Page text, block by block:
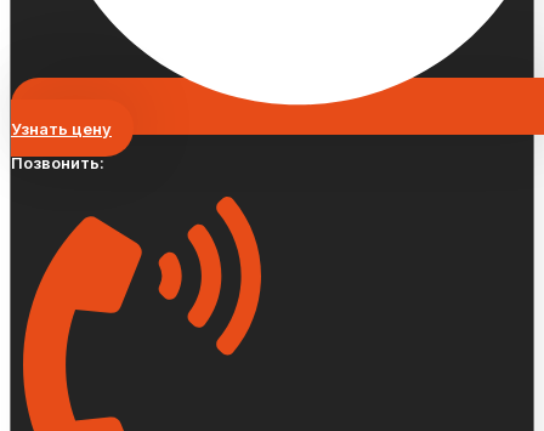
Узнать цену
Позвонить: